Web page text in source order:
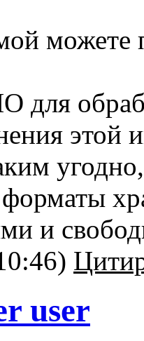
можете
для
форматы
и
user